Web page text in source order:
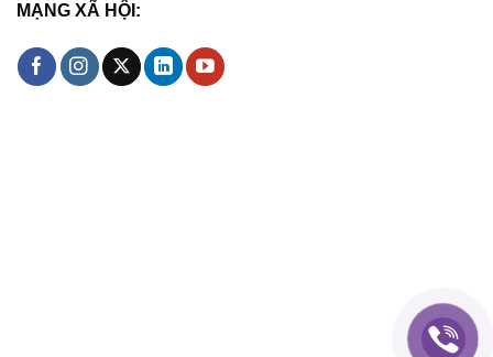
MẠNG XÃ HỘI: